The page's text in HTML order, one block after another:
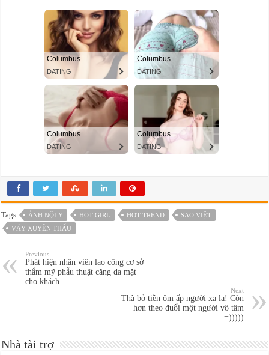
Tags ẢNH NỘI Y HOT GIRL HOT TREND
SAO VIỆT
VÁY XUYÊN THẤU
Previous
Phát hiện nhân viên lao công cơ sở
thẩm mỹ phẫu thuật căng da mặt
cho khách
Next
Thà bỏ tiền ôm ấp người xa lạ! Còn
hơn theo đuổi một người vô tâm
=)))))
Nhà tài trợ